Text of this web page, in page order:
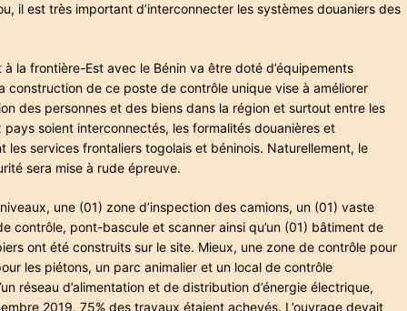
il est très important d’interconnecter les systèmes douaniers des
à la frontière-Est avec le Bénin va être doté d’équipements
construction de ce poste de contrôle unique vise à améliorer
des personnes et des biens dans la région et surtout entre les
soient interconnectés, les formalités douanières et
services frontaliers togolais et béninois. Naturellement, le
sera mise à rude épreuve.
une (01) zone d’inspection des camions, un (01) vaste
contrôle, pont-bascule et scanner ainsi qu’un (01) bâtiment de
ont été construits sur le site. Mieux, une zone de contrôle pour
les piétons, un parc animalier et un local de contrôle
réseau d’alimentation et de distribution d’énergie électrique,
2019, 75% des travaux étaient achevés. L’ouvrage devait